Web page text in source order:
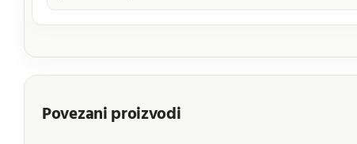
Povezani proizvodi